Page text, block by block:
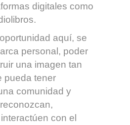
digitales como
aquí, se
personal, poder
una imagen tan
pueda tener
comunidad y
con el